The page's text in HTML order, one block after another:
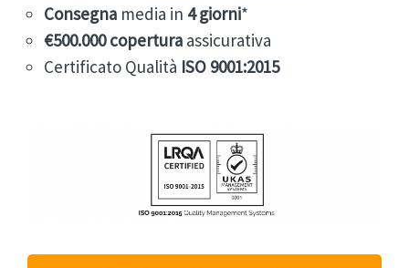
Consegna media in 4 giorni*
€500.000 copertura assicurativa
Certificato Qualità ISO 9001:2015